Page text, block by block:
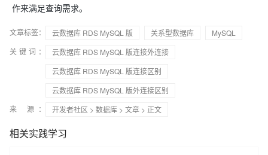
作来满足查询需求。
文章标签： 云数据库 RDS MySQL 版 关系型数据库
MySQL
关键词：
云数据库 RDS MySQL 版连接外连接
云数据库 RDS MySQL 版连接区别
云数据库 RDS MySQL 版外连接区别
来 源：
开发者社区 > 数据库 > 文章 > 正文
相关实践学习